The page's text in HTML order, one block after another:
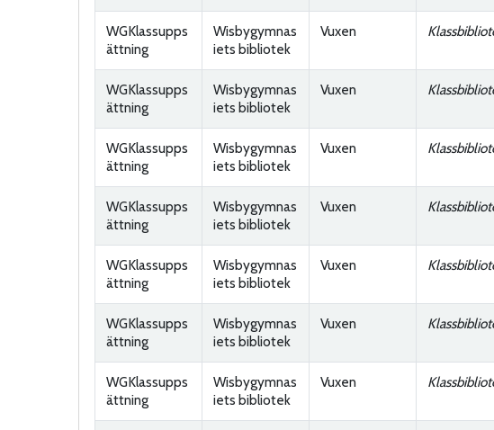
WGKlassupps
ättning
Wisbygymnas
iets bibliotek
Vuxen
WGKlassupps
ättning
Wisbygymnas
iets bibliotek
Vuxen
WGKlassupps
ättning
Wisbygymnas
iets bibliotek
Vuxen
WGKlassupps
ättning
Wisbygymnas
iets bibliotek
Vuxen
WGKlassupps
ättning
Wisbygymnas
iets bibliotek
Vuxen
WGKlassupps
ättning
Wisbygymnas
iets bibliotek
Vuxen
WGKlassupps
ättning
Wisbygymnas
iets bibliotek
Vuxen